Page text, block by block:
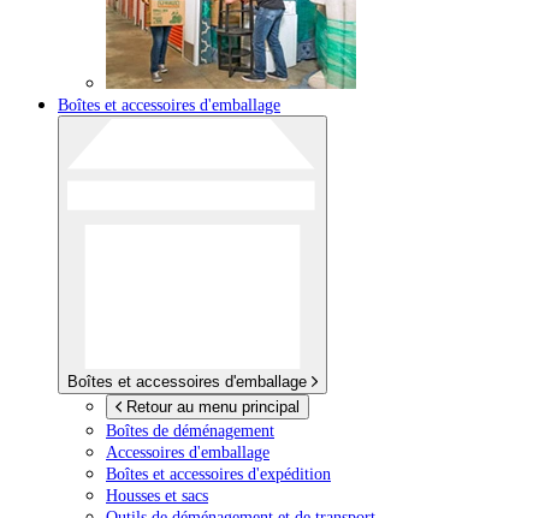
Boîtes et accessoires d'emballage
Boîtes et accessoires d'emballage
Retour au menu principal
Boîtes de déménagement
Accessoires d'emballage
Boîtes et accessoires d'expédition
Housses et sacs